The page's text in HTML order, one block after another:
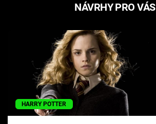
NÁVRHY PRO VÁS
HARRY POTTER